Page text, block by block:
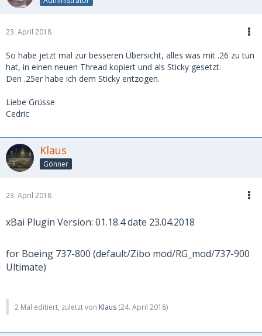
23. April 2018
So habe jetzt mal zur besseren Übersicht, alles was mit .26 zu tun
hat, in einen neuen Thread kopiert und als Sticky gesetzt.
Den .25er habe ich dem Sticky entzogen.
Liebe Grüsse
Cedric
Klaus
Gönner
23. April 2018
xBai Plugin Version: 01.18.4 date 23.04.2018
for Boeing 737-800 (default/Zibo mod/RG_mod/737-900
Ultimate)
2 Mal editiert, zuletzt von Klaus (24. April 2018)